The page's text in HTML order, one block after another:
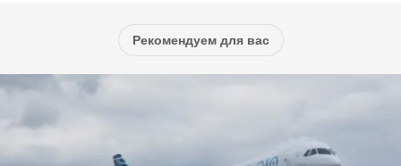
Рекомендуем для вас